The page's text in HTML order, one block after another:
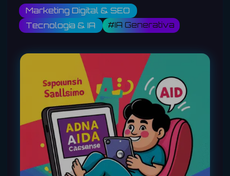
Marketing Digital & SEO
Tecnologia & IA
#IA Generativa